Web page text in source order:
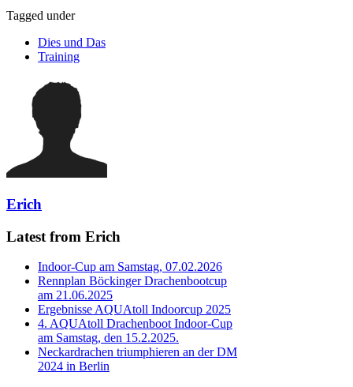
Tagged under
Dies und Das
Training
Erich
Latest from Erich
Indoor-Cup am Samstag, 07.02.2026
Rennplan Böckinger Drachenbootcup
am 21.06.2025
Ergebnisse AQUAtoll Indoorcup 2025
4. AQUAtoll Drachenboot Indoor-Cup
am Samstag, den 15.2.2025.
Neckardrachen triumphieren an der DM
2024 in Berlin